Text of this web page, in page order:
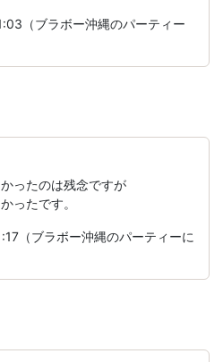
（ブラボー沖縄のパーティー
ったのは残念ですが
ったです。
（ブラボー沖縄のパーティーに